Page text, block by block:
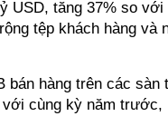
tăng 37% so với
tệp khách hàng và
hàng trên các sàn
cùng kỳ năm trước,